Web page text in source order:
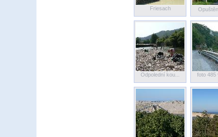
Friesach
Odpolední kou... foto 485